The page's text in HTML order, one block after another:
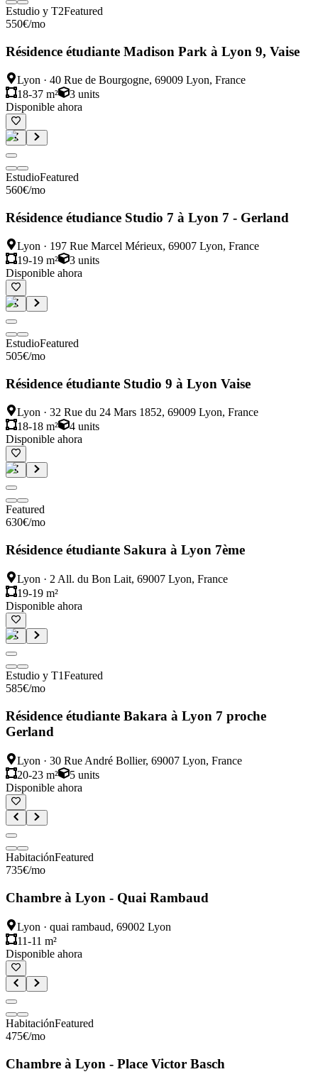
Estudio y T2Featured
550€/mo
Résidence étudiante Madison Park à Lyon 9, Vaise
Lyon · 40 Rue de Bourgogne, 69009 Lyon, France
18-37 m²
3 units
Disponible ahora
EstudioFeatured
560€/mo
Résidence étudiance Studio 7 à Lyon 7 - Gerland
Lyon · 197 Rue Marcel Mérieux, 69007 Lyon, France
19-19 m²
3 units
Disponible ahora
EstudioFeatured
505€/mo
Résidence étudiante Studio 9 à Lyon Vaise
Lyon · 32 Rue du 24 Mars 1852, 69009 Lyon, France
18-18 m²
4 units
Disponible ahora
Featured
630€/mo
Résidence étudiante Sakura à Lyon 7ème
Lyon · 2 All. du Bon Lait, 69007 Lyon, France
19-19 m²
Disponible ahora
Estudio y T1Featured
585€/mo
Résidence étudiante Bakara à Lyon 7 proche
Gerland
Lyon · 30 Rue André Bollier, 69007 Lyon, France
20-23 m²
5 units
Disponible ahora
HabitaciónFeatured
735€/mo
Chambre à Lyon - Quai Rambaud
Lyon · quai rambaud, 69002 Lyon
11-11 m²
Disponible ahora
HabitaciónFeatured
475€/mo
Chambre à Lyon - Place Victor Basch